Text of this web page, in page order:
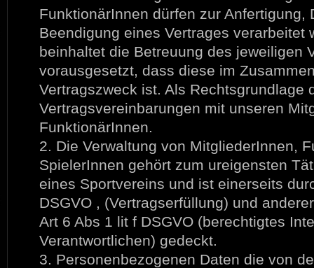
FunktionärInnen dürfen zur Anfertigung,
Beendigung eines Vertrages verarbeitet
beinhaltet die Betreuung des jeweiligen
vorausgesetzt, dass diese im
Vertragszweck ist. Als Rechtsgrundlage
Vertragsvereinbarungen mit unseren
FunktionärInnen.
2. Die Verwaltung von MitgliederInnen,
SpielerInnen gehört zum ureigensten
eines Sportvereins und ist einerseits
DSGVO , (Vertragserfüllung) und
Art 6 Abs 1 lit f DSGVO (berechtigtes
Verantwortlichen) gedeckt.
3. Personenbezogenen Daten die von